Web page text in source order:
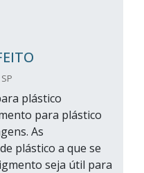
plástico
para plástico
As
plástico a que se
seja útil para